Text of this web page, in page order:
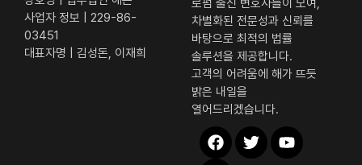
사업자 정보 | 229-86-
03451
대표자명 | 김성돈, 이재희
로펌 출신 변호사들이 모여,
차별화된 전문성과 신뢰를
바탕으로 최적의 법률
솔루션을 제공합니다.
고객의 어려움에 해가 뜨듯
밝은 내일을
열어드리겠습니다.